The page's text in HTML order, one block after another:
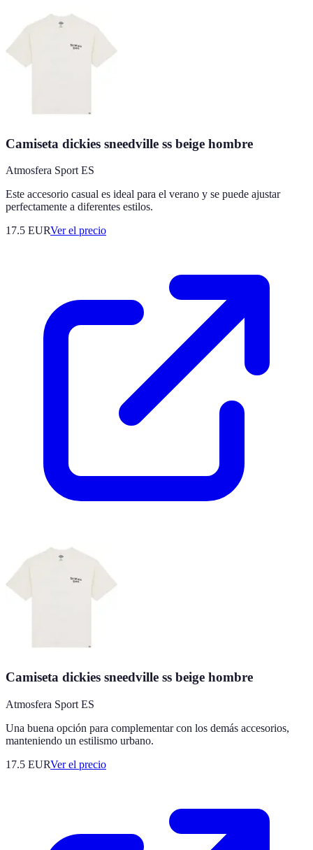
Camiseta dickies sneedville ss beige hombre
Atmosfera Sport ES
Este accesorio casual es ideal para el verano y se puede ajustar
perfectamente a diferentes estilos.
17.5 EURVer el precio
Camiseta dickies sneedville ss beige hombre
Atmosfera Sport ES
Una buena opción para complementar con los demás accesorios,
manteniendo un estilismo urbano.
17.5 EURVer el precio